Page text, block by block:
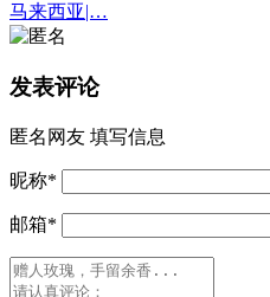
马来西亚|…
发表评论
匿名网友 填写信息
昵称*
邮箱*